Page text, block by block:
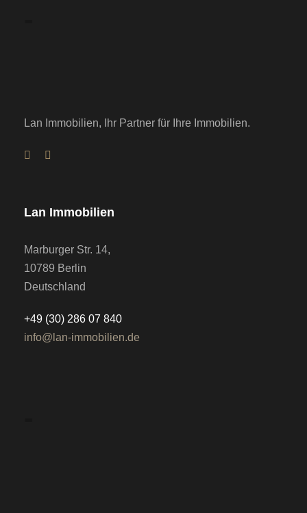
Lan Immobilien, Ihr Partner für Ihre Immobilien.
Lan Immobilien
Marburger Str. 14,
10789 Berlin
Deutschland
+49 (30) 286 07 840
info@lan-immobilien.de